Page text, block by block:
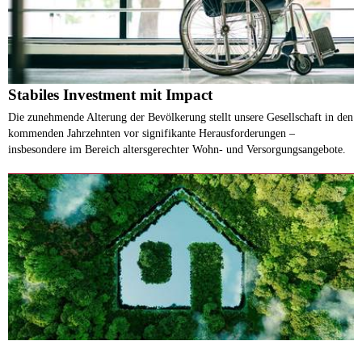
Stabiles Investment mit Impact
Die zunehmende Alterung der Bevölkerung stellt unsere Gesellschaft in den
kommenden Jahrzehnten vor signifikante Herausforderungen –
insbesondere im Bereich altersgerechter Wohn- und Versorgungsangebote.